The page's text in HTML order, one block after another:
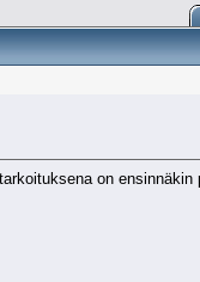
on ensinnäkin